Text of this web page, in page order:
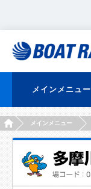
メインメニュー
HOMEメインメニュー